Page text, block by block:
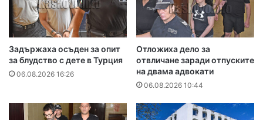
Задържаха осъден за опит
за блудство с дете в Турция
06.08.2026 16:26
Отложиха дело за
отвличане заради отпуските
на двама адвокати
06.08.2026 10:44